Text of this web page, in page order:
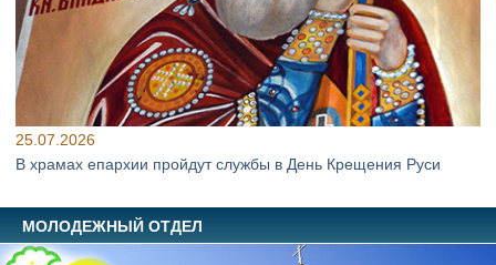
25.07.2026
В храмах епархии пройдут службы в День Крещения Руси
МОЛОДЕЖНЫЙ ОТДЕЛ